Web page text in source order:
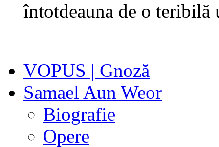
întotdeauna de o teribilă
VOPUS | Gnoză
Samael Aun Weor
Biografie
Opere